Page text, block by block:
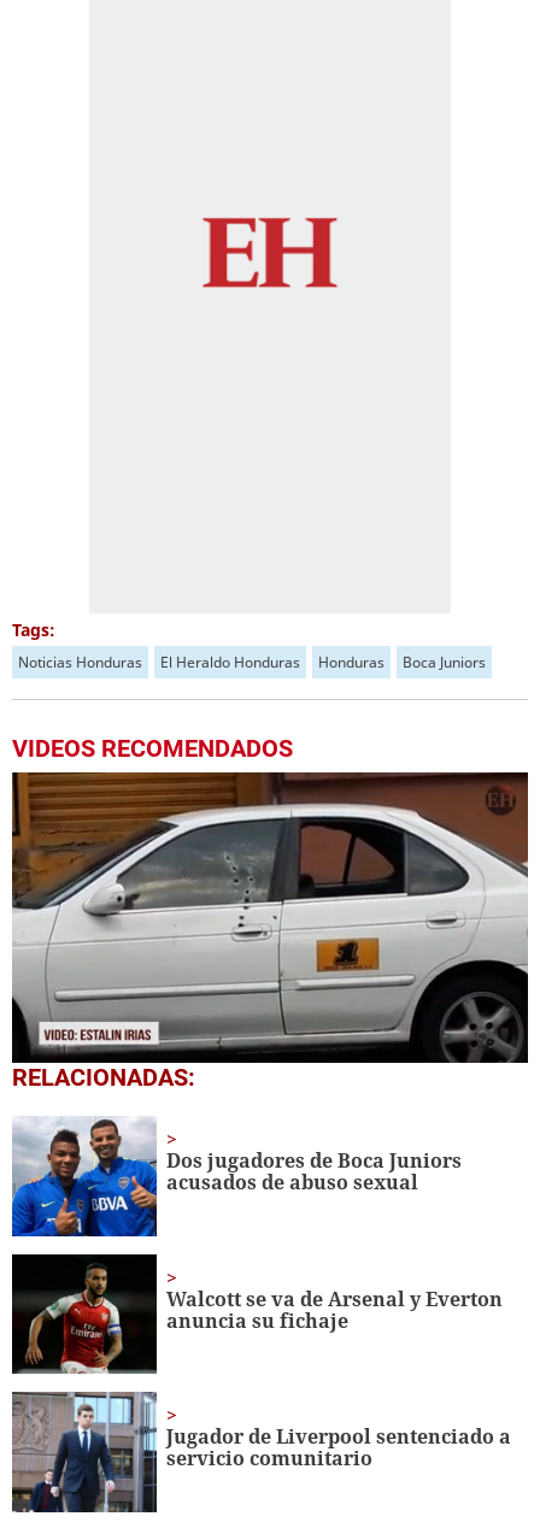
Tags:
Noticias Honduras El Heraldo Honduras Honduras Boca Juniors
VIDEOS RECOMENDADOS
0
of
seconds
RELACIONADAS:
Dos jugadores de Boca Juniors
acusados de abuso sexual
Walcott se va de Arsenal y Everton
anuncia su fichaje
Jugador de Liverpool sentenciado a
servicio comunitario